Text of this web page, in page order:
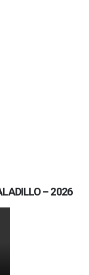
– 2026